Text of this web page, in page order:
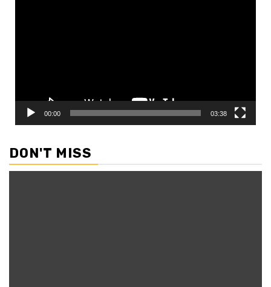
00:00 03:38
DON'T MISS